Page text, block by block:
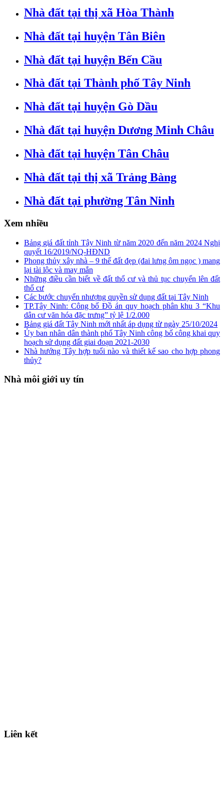
Nhà đất tại thị xã Hòa Thành
Nhà đất tại huyện Tân Biên
Nhà đất tại huyện Bến Cầu
Nhà đất tại Thành phố Tây Ninh
Nhà đất tại huyện Gò Dầu
Nhà đất tại huyện Dương Minh Châu
Nhà đất tại huyện Tân Châu
Nhà đất tại thị xã Trảng Bàng
Nhà đất tại phường Tân Ninh
Xem nhiều
Bảng giá đất tỉnh Tây Ninh từ năm 2020 đến năm 2024 Nghị
quyết 16/2019/NQ-HĐND
Phong thủy xây nhà – 9 thế đất đẹp (đai lưng ôm ngọc ) mang
lại tài lộc và may mắn
Những điều cần biết về đất thổ cư và thủ tục chuyển lên đất
thổ cư
Các bước chuyển nhượng quyền sử dụng đất tại Tây Ninh
TP.Tây Ninh: Công bố Đồ án quy hoạch phân khu 3 “Khu
dân cư văn hóa đặc trưng” tỷ lệ 1/2.000
Bảng giá đất Tây Ninh mới nhất áp dụng từ ngày 25/10/2024
Ủy ban nhân dân thành phố Tây Ninh công bố công khai quy
hoạch sử dụng đất giai đoạn 2021-2030
Nhà hướng Tây hợp tuổi nào và thiết kế sao cho hợp phong
thủy?
Nhà môi giới uy tín
Liên kết